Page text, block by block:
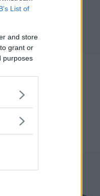
List of
and store
grant or
purposes